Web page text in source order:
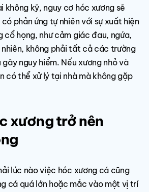
không kỹ, nguy cơ hóc xương sẽ
phản ứng tự nhiên với sự xuất hiện
cổ họng, như cảm giác đau, ngứa,
nhiên, không phải tất cả các trường
nguy hiểm. Nếu xương nhỏ và
có thể xử lý tại nhà mà không gặp
xương trở nên
lúc nào việc hóc xương cá cũng
cá quá lớn hoặc mắc vào một vị trí